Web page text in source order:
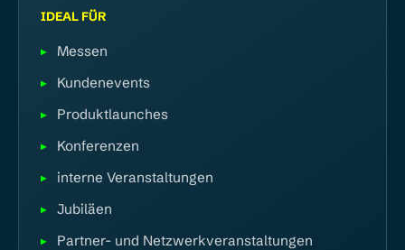
IDEAL FÜR
Messen
Kundenevents
Produktlaunches
Konferenzen
interne Veranstaltungen
Jubiläen
Partner- und Netzwerkveranstaltungen